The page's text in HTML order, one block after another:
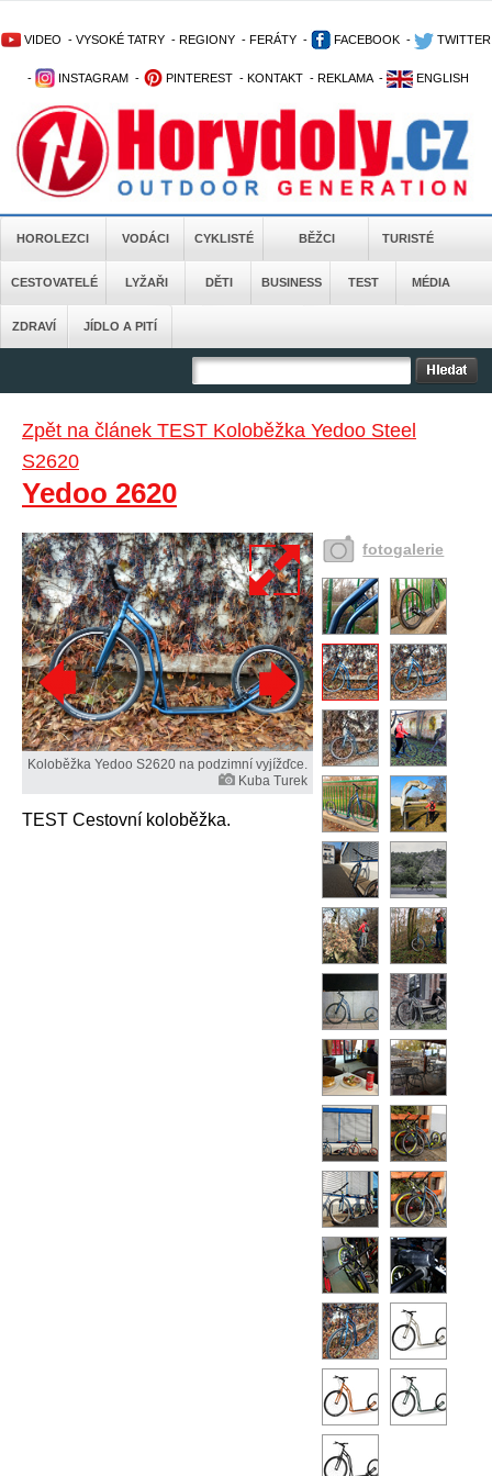
VIDEO - VYSOKÉ TATRY - REGIONY - FERÁTY - FACEBOOK - TWITTER
- INSTAGRAM - PINTEREST - KONTAKT - REKLAMA - ENGLISH
HOROLEZCI VODÁCI CYKLISTÉ BĚŽCI TURISTÉ
CESTOVATELÉ LYŽAŘI DĚTI BUSINESS TEST MÉDIA
ZDRAVÍ JÍDLO A PITÍ
Zpět na článek TEST Koloběžka Yedoo Steel
S2620
Yedoo 2620
Koloběžka Yedoo S2620 na podzimní vyjížďce.
Kuba Turek
TEST Cestovní koloběžka.
fotogalerie